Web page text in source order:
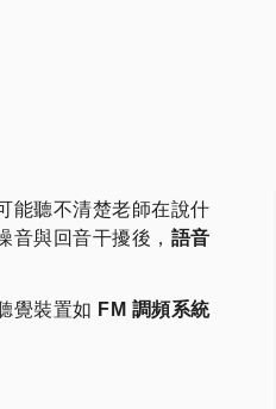
能聽不清楚老師在說什
音與回音干擾後， 語音
覺裝置如 FM 調頻系統